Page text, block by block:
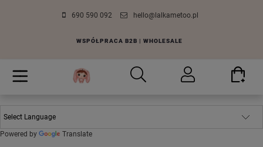
690 590 092 hello@lalkametoo.pl
WSPÓŁPRACA B2B | WHOLESALE
Powered by Translate